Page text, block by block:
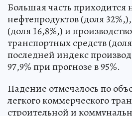
Большая часть приходится
нефтепродуктов (доля
(доля 16,8%,) и
транспортных средств
последней индекс
97,9% при прогнозе в 95%.
Падение отмечалось по
легкого коммерческого
строительной и